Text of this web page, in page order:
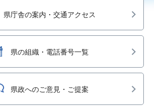
県庁舎の案内・交通アクセス
県の組織・電話番号一覧
県政へのご意見・ご提案